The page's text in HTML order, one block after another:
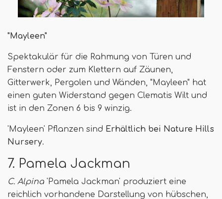
"Mayleen"
Spektakulär für die Rahmung von Türen und
Fenstern oder zum Klettern auf Zäunen,
Gitterwerk, Pergolen und Wänden, "Mayleen" hat
einen guten Widerstand gegen Clematis Wilt und
ist in den Zonen 6 bis 9 winzig.
'Mayleen' Pflanzen sind Erhältlich bei Nature Hills
Nursery.
7. Pamela Jackman
C. Alpina 'Pamela Jackman' produziert eine
reichlich vorhandene Darstellung von hübschen,